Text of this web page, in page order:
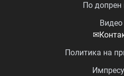
По допрен
Видео
✉
Политика на